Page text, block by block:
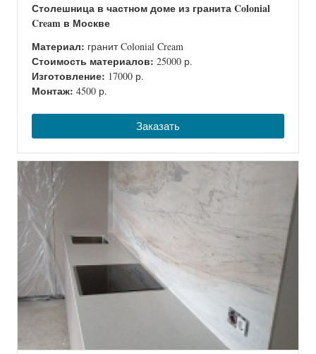
Столешница в частном доме из гранита Colonial
Cream в Москве
Материал: гранит Colonial Cream
Стоимость материалов: 25000 р.
Изготовление: 17000 р.
Монтаж: 4500 р.
Заказать